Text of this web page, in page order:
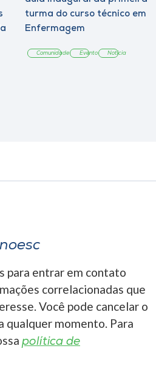
turma do curso técnico em
Enfermagem
Comunidade Evento Notícia
para entrar em contato
correlacionadas que
Você pode cancelar o
qualquer momento. Para
política de